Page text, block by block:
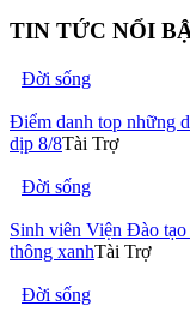
TIN TỨC NỔI
Đời sống
Điểm danh top những
dịp 8/8Tài Trợ
Đời sống
Sinh viên Viện Đào
thông xanhTài Trợ
Đời sống